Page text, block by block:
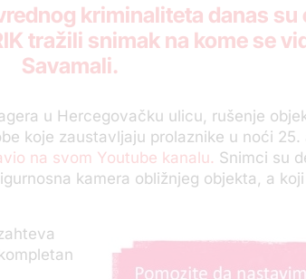
kriminaliteta danas su
tražili snimak na kome se
Savamali.
u Hercegovačku ulicu, rušenje
koje zaustavljaju prolaznike u noći 25.
na svom Youtube kanalu. Snimci su
kamera obližnjeg objekta, a